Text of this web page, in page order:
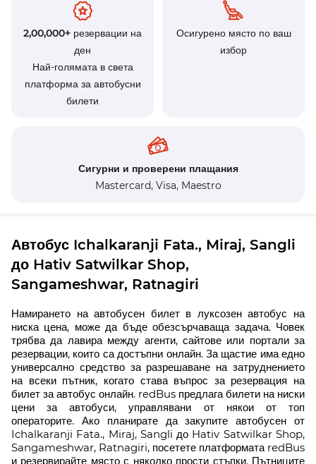
2,00,000+ резервации на
ден
Най-голямата в света
платформа за автобусни
билети
Осигурено място по ваш
избор
Сигурни и проверени плащания
Mastercard, Visa, Maestro
Автобус Ichalkaranji Fata., Miraj, Sangli
до Hativ Satwilkar Shop,
Sangameshwar, Ratnagiri
Намирането на автобусен билет в луксозен автобус на
ниска цена, може да бъде обезсърчаваща задача. Човек
трябва да лавира между агенти, сайтове или портали за
резервации, които са достъпни онлайн. За щастие има едно
универсално средство за разрешаване на затруднението
на всеки пътник, когато става въпрос за резервация на
билет за автобус онлайн. redBus предлага билети на ниски
цени за автобуси, управлявани от някои от топ
операторите. Ако планирате да закупите автобусен от
Ichalkaranji Fata., Miraj, Sangli до Hativ Satwilkar Shop,
Sangameshwar, Ratnagiri, посетете платформата redBus
и резервирайте място с няколко прости стъпки. Пътниците